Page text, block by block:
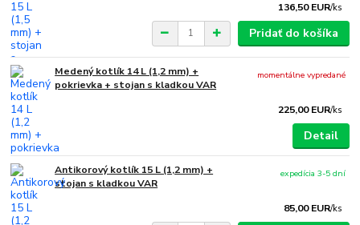
136,50 EUR/ks
Pridať do košíka
Medený kotlík 14 L (1,2 mm) +
pokrievka + stojan s kladkou VAR
225,00 EUR/ks
momentálne vypredané
Detail
Antikorový kotlík 15 L (1,2 mm) +
stojan s kladkou VAR
85,00 EUR/ks
expedícia 3-5 dní